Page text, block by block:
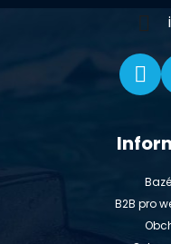
B2B pro